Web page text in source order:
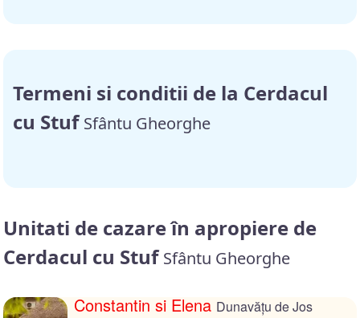
Termeni si conditii de la Cerdacul
cu StufSfântu Gheorghe
Unitati de cazare în apropiere de
Cerdacul cu StufSfântu Gheorghe
Constantin si Elena Dunavăţu de Jos